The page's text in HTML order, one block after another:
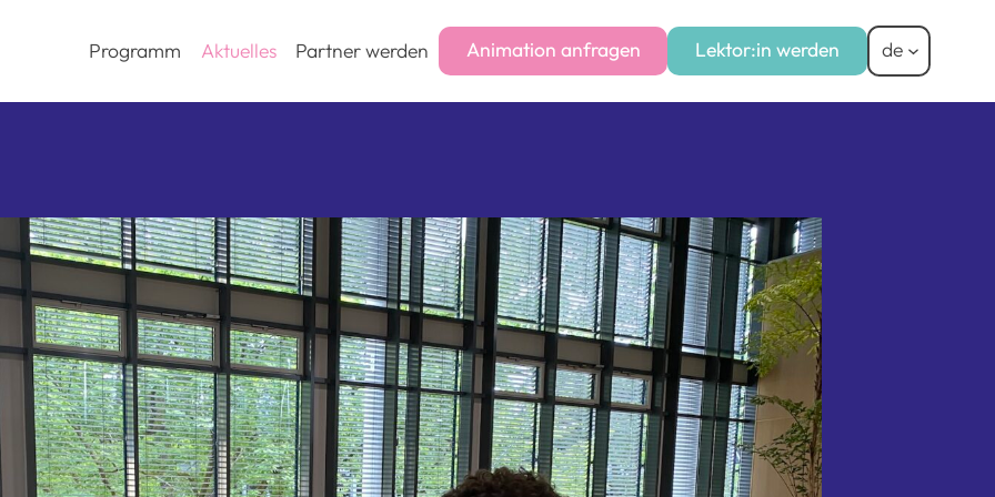
Programm Aktuelles Partner werden Animation anfragen Lektor:in werden de